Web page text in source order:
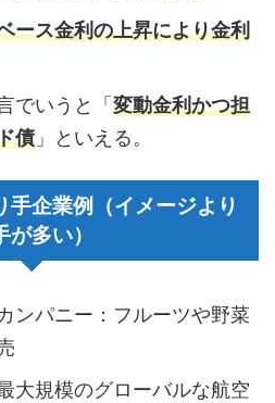
ース金利の上昇により金利
でいうと「 変動金利かつ担
債」といえる。
手企業例（イメージより
が多い）
ンパニー：フルーツや野菜
大規模のグローバルな航空